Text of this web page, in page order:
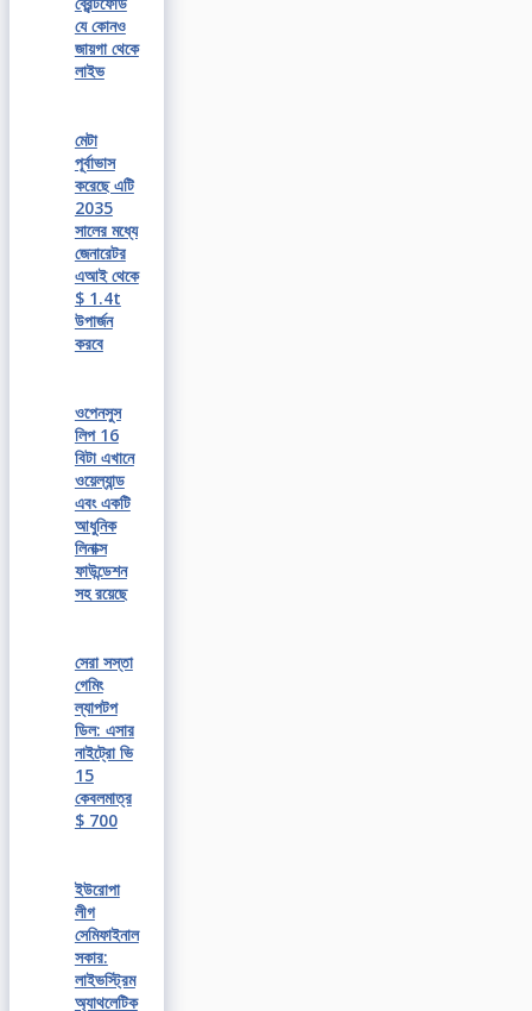
যে কোনও
জায়গা থেকে
লাইভ
মেটা
পূর্বাভাস
করেছে এটি
2035
সালের মধ্যে
জেনারেটর
এআই থেকে
$ 1.4t
উপার্জন
করবে
ওপেনসুস
লিপ 16
বিটা এখানে
ওয়েল্যান্ড
এবং একটি
আধুনিক
লিনাক্স
ফাউন্ডেশন
সহ রয়েছে
সেরা সস্তা
গেমিং
ল্যাপটপ
ডিল: এসার
নাইট্রো ভি
15
কেবলমাত্র
$ 700
ইউরোপা
লীগ
সেমিফাইনাল
সকার:
লাইভস্ট্রিম
অ্যাথলেটিক